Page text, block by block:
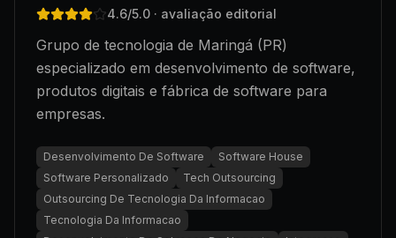
4.6/5.0 · avaliação editorial
Grupo de tecnologia de Maringá (PR)
especializado em desenvolvimento de software,
produtos digitais e fábrica de software para
empresas.
Desenvolvimento De Software
Software House
Software Personalizado
Tech Outsourcing
Outsourcing De Tecnologia Da Informacao
Tecnologia Da Informacao